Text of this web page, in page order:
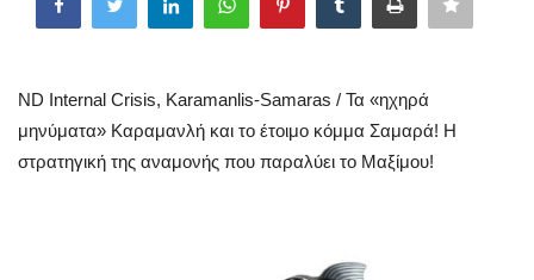
Mykonos
Mykonos Ticker TV
Sport
ND Internal Crisis, Karamanlis-Samaras / Τα «ηχηρά
μηνύματα» Καραμανλή και το έτοιμο κόμμα Σαμαρά! Η
στρατηγική της αναμονής που παραλύει το Μαξίμου!